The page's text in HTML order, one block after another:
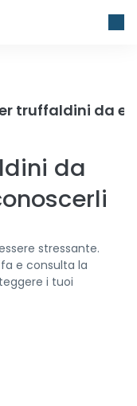
truffaldini da
da
stressante.
e consulta la
i tuoi